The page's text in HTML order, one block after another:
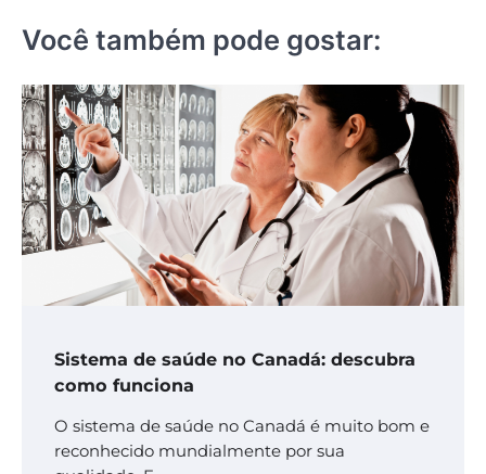
Você também pode gostar:
Sistema de saúde no Canadá: descubra
como funciona
O sistema de saúde no Canadá é muito bom e
reconhecido mundialmente por sua